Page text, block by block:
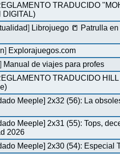
TRADUCIDO
DIGITAL)
] Librojuego 📒 Patrulla
] Explorajuegos.com
] Manual de viajes para profes
TRADUCIDO
Meeple] 2x32 (56): La
Meeple] 2x31 (55): Tops,
2026
Meeple] 2x30 (54): Especial